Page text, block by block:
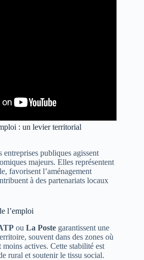
: un levier territorial
publiques agissent
majeurs. Elles représentent
favorisent l’aménagement
à des partenariats locaux
l’emploi
ou La Poste garantissent une
souvent dans des zones où
moins actives. Cette stabilité est
rural et soutenir le tissu social.